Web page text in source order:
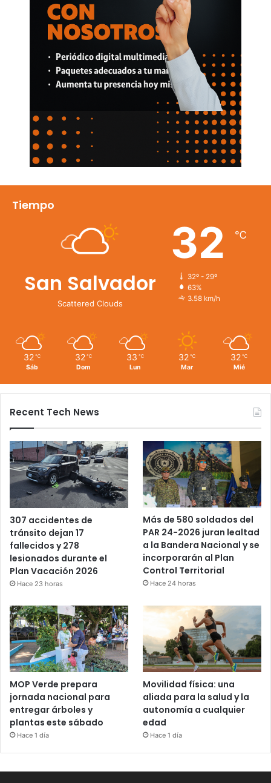
Tiempo
San Salvador
Scattered Clouds
32 ℃
32º - 29º
63%
3.58 km/h
32 ℃
Sáb
32 ℃
Dom
33 ℃
Lun
32 ℃
Mar
32 ℃
Mié
Recent Tech News
307 accidentes de
tránsito dejan 17
fallecidos y 278
lesionados durante el
Plan Vacación 2026
Hace 23 horas
Más de 580 soldados del
PAR 24-2026 juran lealtad
a la Bandera Nacional y se
incorporarán al Plan
Control Territorial
Hace 24 horas
MOP Verde prepara
jornada nacional para
entregar árboles y
plantas este sábado
Hace 1 día
Movilidad física: una
aliada para la salud y la
autonomía a cualquier
edad
Hace 1 día